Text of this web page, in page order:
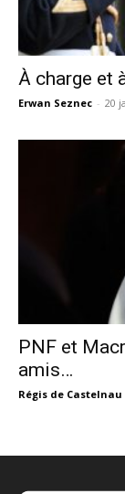
À charge et
Erwan Seznec - 20
PNF et
amis…
Régis de Castelnau